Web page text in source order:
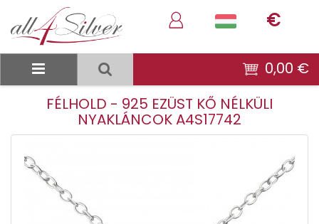
€
0,00 €
FÉLHOLD - 925 EZÜST KŐ NÉLKÜLI
NYAKLÁNCOK A4S17742